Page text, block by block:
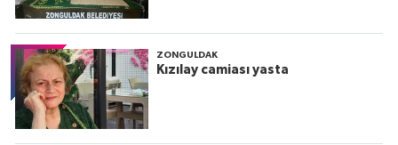
ZONGULDAK
Kızılay camiası yasta